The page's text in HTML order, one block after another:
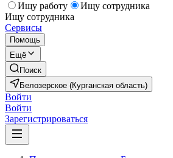
Ищу работу
Ищу сотрудника
Ищу сотрудника
Сервисы
Помощь
Ещё
Поиск
Белозерское (Курганская область)
Войти
Войти
Зарегистрироваться